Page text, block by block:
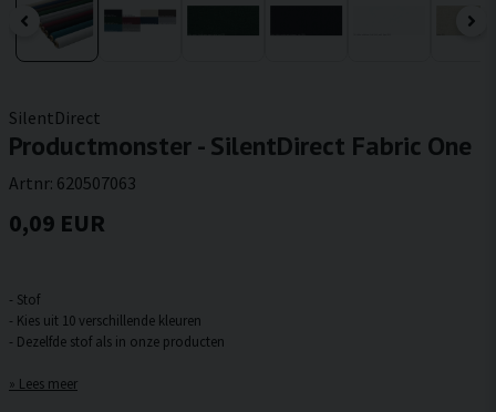
SilentDirect
Productmonster - SilentDirect Fabric One
Artnr: 620507063
0,09 EUR
- Stof
- Kies uit 10 verschillende kleuren
Lees meer